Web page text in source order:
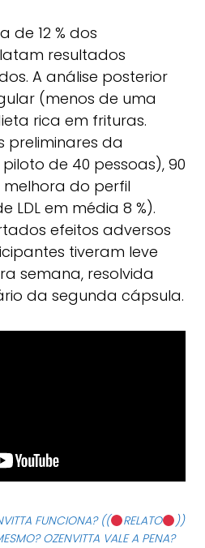
de 12 % dos
resultados
A análise posterior
(menos de uma
rica em frituras.
preliminares da
de 40 pessoas), 90
do perfil
LDL em média 8 %).
efeitos adversos
tiveram leve
semana, resolvida
da segunda cápsula.
FUNCIONA? (( RELATO
))
OZENVITTA VALE A PENA?